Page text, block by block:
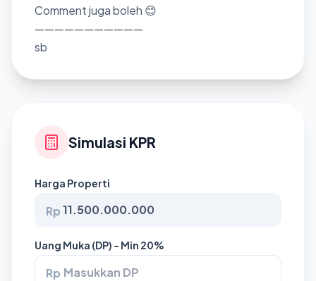
Comment juga boleh 😊
———————————
sb
Simulasi KPR
Harga Properti
Rp
Uang Muka (DP) - Min 20%
Rp